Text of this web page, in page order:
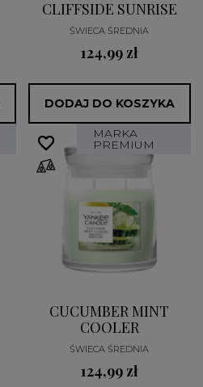
CLIFFSIDE SUNRISE
ŚWIECA ŚREDNIA
124,99 zł
DODAJ DO KOSZYKA
MARKA
PREMIUM
CUCUMBER MINT
COOLER
ŚWIECA ŚREDNIA
124,99 zł
favorite_border
favorite_border